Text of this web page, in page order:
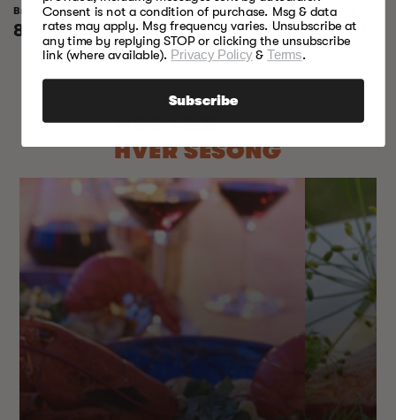
Bradley Raven Smoker
Vanlig
8.155,00 kr
Profesjonell P10 4
Vanlig
pris
11.655,00 kr
NOE FOR
HVER SESONG
Consent is not a condition of purchase. Msg & data
rates may apply. Msg frequency varies. Unsubscribe at
any time by replying STOP or clicking the unsubscribe
link (where available). Privacy Policy&Terms.
Subscribe